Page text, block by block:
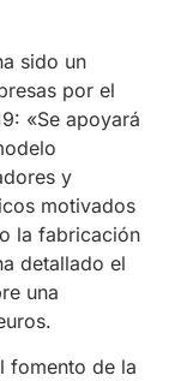
sido un
por el
«Se apoyará
y
motivados
la fabricación
detallado el
una
fomento de la